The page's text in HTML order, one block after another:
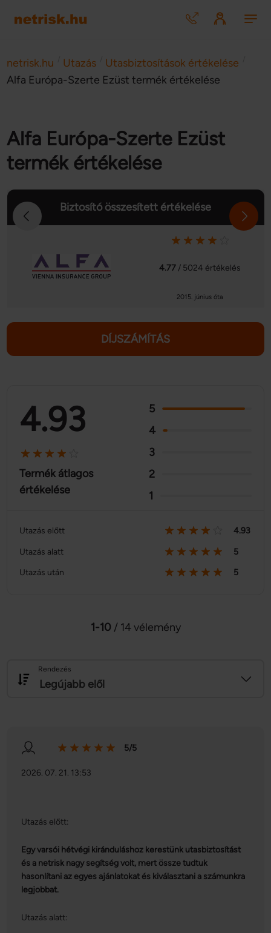
netrisk.hu Utazás Utasbiztosítások értékelése
Alfa Európa-Szerte Ezüst termék értékelése
Alfa Európa-Szerte Ezüst
termék értékelése
Biztosító összesített értékelése
4.77 / 5024 értékelés
2015. június óta
DÍJSZÁMÍTÁS
4.93
Termék átlagos
értékelése
5
4
3
2
1
Utazás előtt 4.93
Utazás alatt
5
Utazás után
5
1-10 / 14 vélemény
Legújabb elől
Rendezés
5/5
2026. 07. 21. 13:53
Utazás előtt:
Egy varsói hétvégi kiránduláshoz kerestünk utasbiztosítást
és a netrisk nagy segítség volt, mert össze tudtuk
hasonlítani az egyes ajánlatokat és kiválasztani a számunkra
legjobbat.
Utazás alatt: